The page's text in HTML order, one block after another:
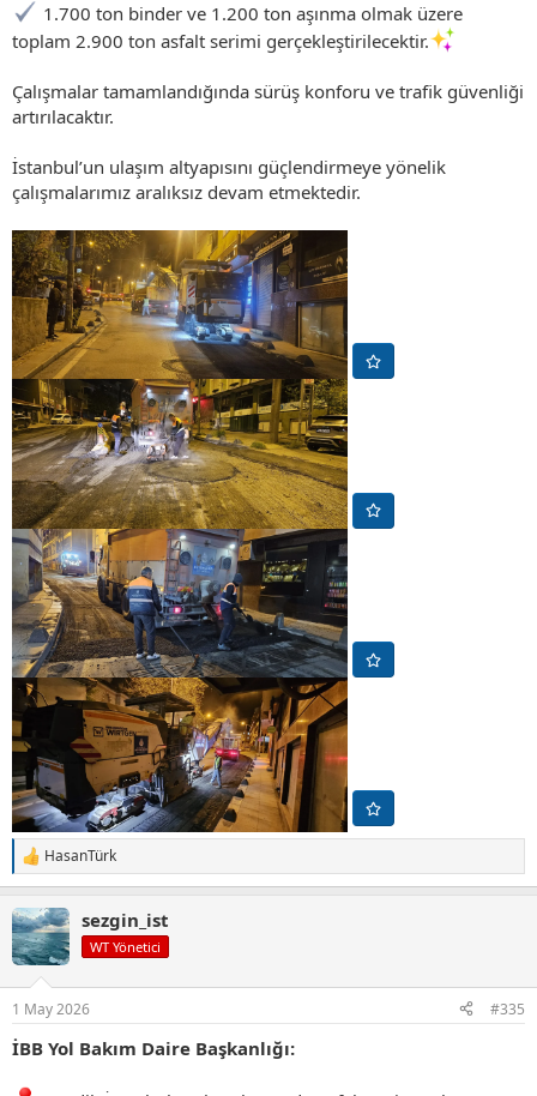
1.700 ton binder ve 1.200 ton aşınma olmak üzere
toplam 2.900 ton asfalt serimi gerçekleştirilecektir.
Çalışmalar tamamlandığında sürüş konforu ve trafik güvenliği
artırılacaktır.
İstanbul’un ulaşım altyapısını güçlendirmeye yönelik
çalışmalarımız aralıksız devam etmektedir.
T
e
k
i
l
HasanTürk
sezgin_ist
WT Yönetici
1 May 2026 #335
İBB Yol Bakım Daire Başkanlığı: